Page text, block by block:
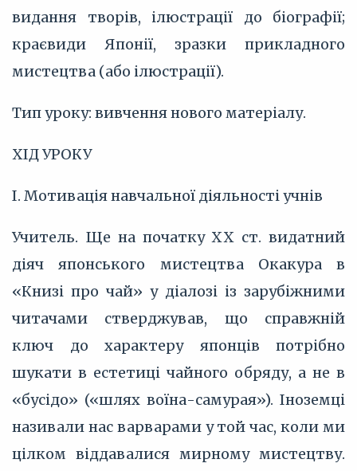
видання творів, ілюстрації до біографії;
краєвиди Японії, зразки прикладного
мистецтва (або ілюстрації).
Тип уроку: вивчення нового матеріалу.
ХІД УРОКУ
I. Мотивація навчальної діяльності учнів
Учитель. Ще на початку XX ст. видатний
діяч японського мистецтва Окакура в
«Книзі про чай» у діалозі із зарубіжними
читачами стверджував, що справжній
ключ до характеру японців потрібно
шукати в естетиці чайного обряду, а не в
«бусідо» («шлях воїна-самурая»). Іноземці
називали нас варварами у той час, коли ми
цілком віддавалися мирному мистецтву.